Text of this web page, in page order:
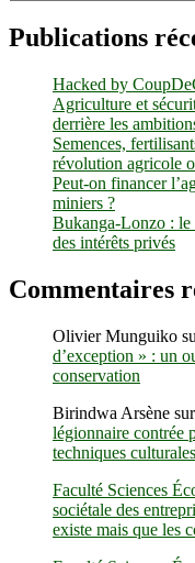
Publications
Hacked by
Agriculture et
derrière les
Semences,
révolution agricole
Peut-on financer
miniers ?
Bukanga-Lonzo : le
des intérêts privés
Commentaires
Olivier Munguiko
d’exception » : un
conservation
Birindwa Arsène sur
légionnaire contrée
techniques culturales
Faculté Sciences
sociétale des
existe mais que les